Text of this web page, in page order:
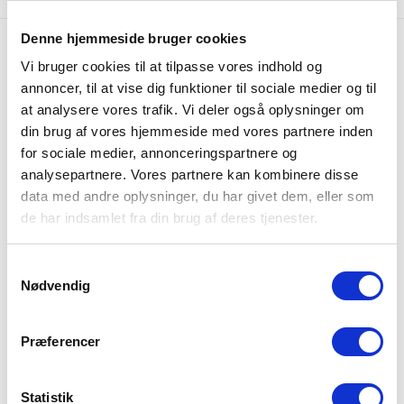
Denne hjemmeside bruger cookies
Vi bruger cookies til at tilpasse vores indhold og
annoncer, til at vise dig funktioner til sociale medier og til
at analysere vores trafik. Vi deler også oplysninger om
din brug af vores hjemmeside med vores partnere inden
for sociale medier, annonceringspartnere og
analysepartnere. Vores partnere kan kombinere disse
data med andre oplysninger, du har givet dem, eller som
de har indsamlet fra din brug af deres tjenester.
Nødvendig
Præferencer
Statistik
Gratis fragt
Gratis fragt på alle ordrer over 249 DKK
365 dages returret
Udvidet returret på hele 365 dage
Lynhurtig levering
Vi sender alle hverdage
Vores kunder giver os 4,8 ud af 5 stjerner
Bliv en del af Intimos Kundeklub